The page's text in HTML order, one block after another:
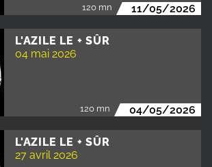
120 mn 11/05/2026
L'AZILE LE + SÛR
04 mai 2026
120 mn 04/05/2026
L'AZILE LE + SÛR
27 avril 2026